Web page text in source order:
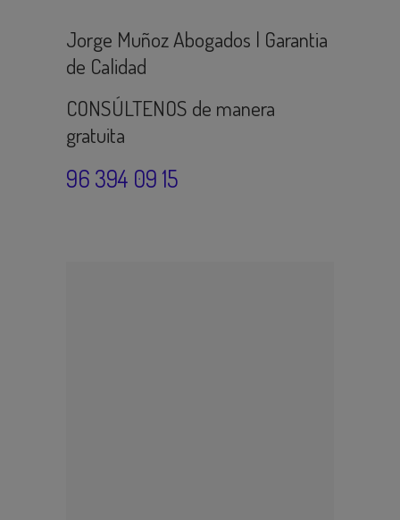
Jorge Muñoz Abogados | Garantia
de Calidad
CONSÚLTENOS de manera
gratuita
96 394 09 15